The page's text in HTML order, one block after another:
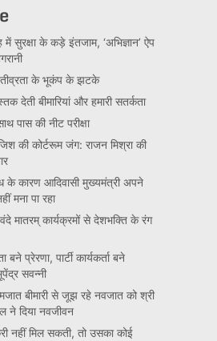
सुरक्षा के कड़े इंतजाम, ‘अभिज्ञान’ ऐप
तीव्रता के भूकंप के झटके
देती बीमारियां और हमारी सतर्कता
पास की नीट परीक्षा
की कोर्टरूम जंग: राजन मिश्रा की
के कारण आदिवासी मुख्यमंत्री अपने
मना पा रहा
मातरम् कार्यक्रमों से देशभक्ति के रंग
प्रेरणा, पार्टी कार्यकर्ता बने
सवन्नी
बीमारी से जूझ रहे नवजात को श्री
ने दिया नवजीवन
नहीं मिल सकती, तो उसका कोई